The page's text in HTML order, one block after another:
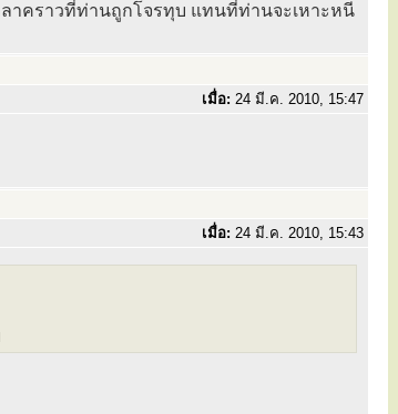
าคราวที่ท่านถูกโจรทุบ แทนที่ท่านจะเหาะหนี
เมื่อ: 24 มี.ค. 2010, 15:47
เมื่อ: 24 มี.ค. 2010, 15:43